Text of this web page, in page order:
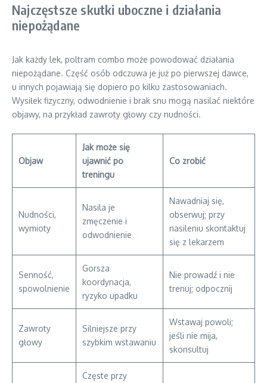
Najczęstsze skutki uboczne i działania
niepożądane
Jak każdy lek, poltram combo może powodować działania
niepożądane. Część osób odczuwa je już po pierwszej dawce,
u innych pojawiają się dopiero po kilku zastosowaniach.
Wysiłek fizyczny, odwodnienie i brak snu mogą nasilać niektóre
objawy, na przykład zawroty głowy czy nudności.
Objaw
Jak może się
ujawnić po
treningu
Co zrobić
Nudności,
wymioty
Nasila je
zmęczenie i
odwodnienie
Nawadniaj się,
obserwuj; przy
nasileniu skontaktuj
się z lekarzem
Senność,
spowolnienie
Gorsza
koordynacja,
ryzyko upadku
Nie prowadź i nie
trenuj; odpocznij
Zawroty
głowy
Silniejsze przy
szybkim wstawaniu
Wstawaj powoli;
jeśli nie mija,
skonsultuj
Częste przy